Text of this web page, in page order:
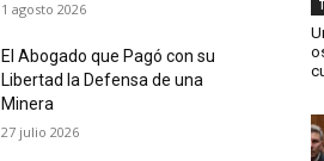
1 agosto 2026
El Abogado que Pagó con su
Libertad la Defensa de una
Minera
27 julio 2026